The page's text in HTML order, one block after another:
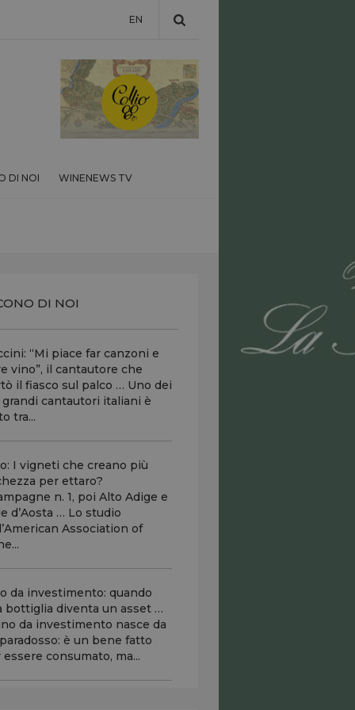
EN
DI NOI WINENEWS TV
DI NOI
“Mi piace far canzoni e
vino”, il cantautore che
il fiasco sul palco … Uno dei
grandi cantautori italiani è
tra...
I vigneti che creano più
per ettaro?
n. 1, poi Alto Adige e
d’Aosta … Lo studio
Association of
da investimento: quando
bottiglia diventa un asset …
da investimento nasce da
è un bene fatto
essere consumato, ma...